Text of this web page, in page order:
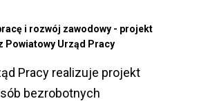
i rozwój zawodowy - projekt
Powiatowy Urząd Pracy
Pracy realizuje projekt
bezrobotnych